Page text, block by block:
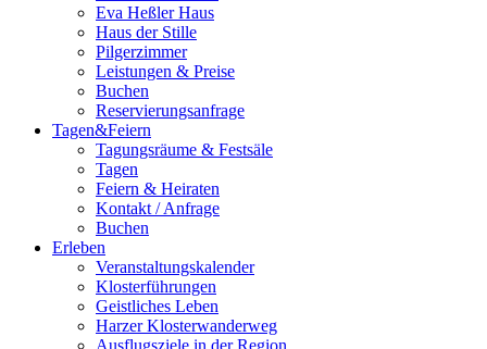
Eva Heßler Haus
Haus der Stille
Pilgerzimmer
Leistungen & Preise
Buchen
Reservierungsanfrage
Tagen&Feiern
Tagungsräume & Festsäle
Tagen
Feiern & Heiraten
Kontakt / Anfrage
Buchen
Erleben
Veranstaltungskalender
Klosterführungen
Geistliches Leben
Harzer Klosterwanderweg
Ausflugsziele in der Region